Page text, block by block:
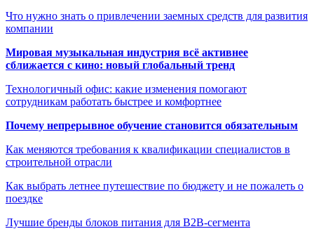
Что нужно знать о привлечении заемных средств для развития
компании
Мировая музыкальная индустрия всё активнее
сближается с кино: новый глобальный тренд
Технологичный офис: какие изменения помогают
сотрудникам работать быстрее и комфортнее
Почему непрерывное обучение становится обязательным
Как меняются требования к квалификации специалистов в
строительной отрасли
Как выбрать летнее путешествие по бюджету и не пожалеть о
поездке
Лучшие бренды блоков питания для B2B-сегмента